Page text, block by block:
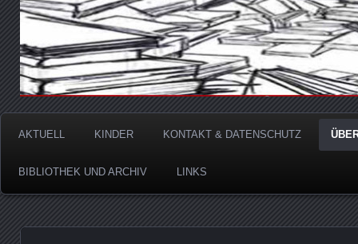
AKTUELL KINDER KONTAKT & DATENSCHUTZ
BIBLIOTHEK UND ARCHIV LINKS